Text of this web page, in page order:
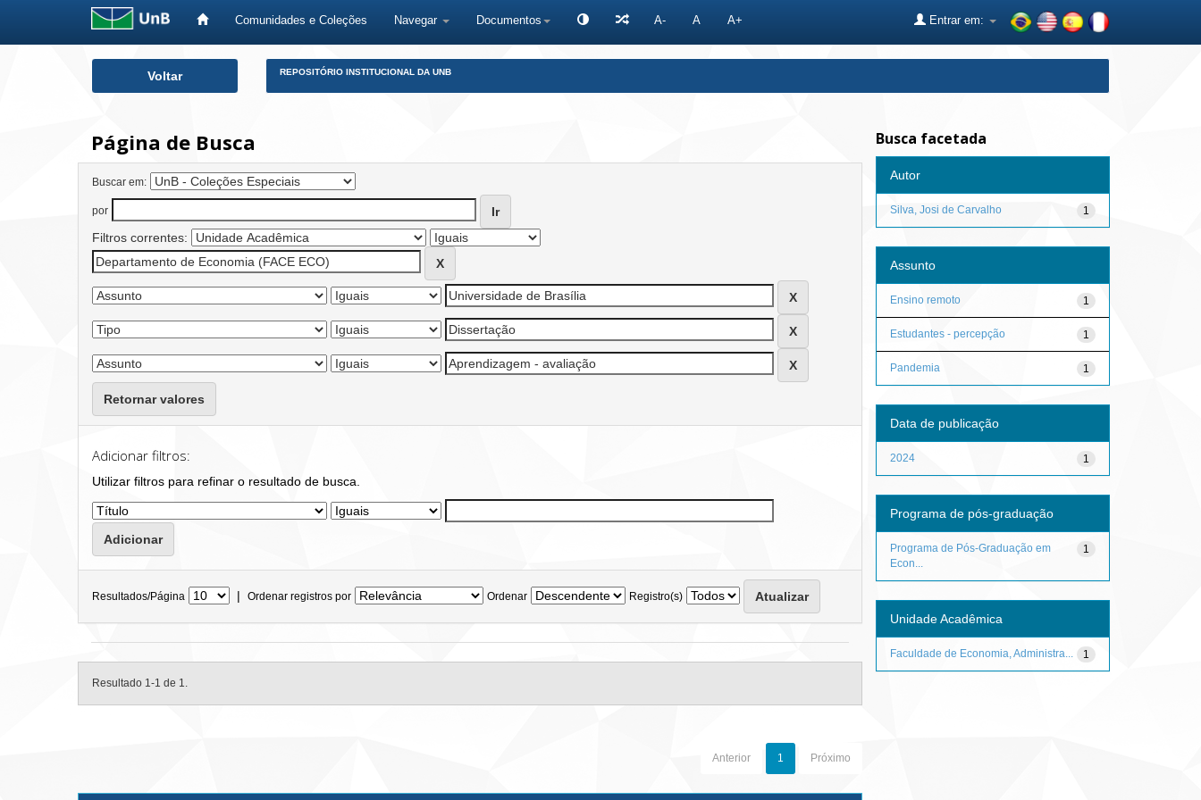
Comunidades e Coleções Navegar Documentos A- A A+ Entrar em:
Voltar REPOSITÓRIO INSTITUCIONAL DA UNB
Página de Busca
Buscar em:
por
Filtros correntes:
Retornar valores
Adicionar filtros:
Utilizar filtros para refinar o resultado de busca.
Resultados/Página | Ordenar registros por Ordenar Registro(s)
Resultado 1-1 de 1.
Anterior 1 Próximo
Busca facetada
Autor
1
Silva, Josi de Carvalho
Assunto
1
Ensino remoto
1
Estudantes - percepção
1
Pandemia
Data de publicação
1
2024
Programa de pós-graduação
1
Programa de Pós-Graduação em
Econ...
Unidade Acadêmica
1
Faculdade de Economia, Administra...